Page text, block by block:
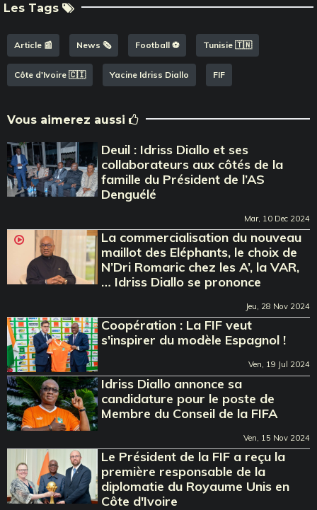
Les Tags
Article 📰 News 🗞️ Football ⚽️ Tunisie 🇹🇳
Côte d'Ivoire 🇨🇮 Yacine Idriss Diallo FIF
Vous aimerez aussi
Deuil : Idriss Diallo et ses
collaborateurs aux côtés de la
famille du Président de l’AS
Denguélé
Mar, 10 Dec 2024
La commercialisation du nouveau
maillot des Eléphants, le choix de
N’Dri Romaric chez les A’, la VAR,
… Idriss Diallo se prononce
Jeu, 28 Nov 2024
Coopération : La FIF veut
s'inspirer du modèle Espagnol !
Ven, 19 Jul 2024
Idriss Diallo annonce sa
candidature pour le poste de
Membre du Conseil de la FIFA
Ven, 15 Nov 2024
Le Président de la FIF a reçu la
première responsable de la
diplomatie du Royaume Unis en
Côte d'Ivoire